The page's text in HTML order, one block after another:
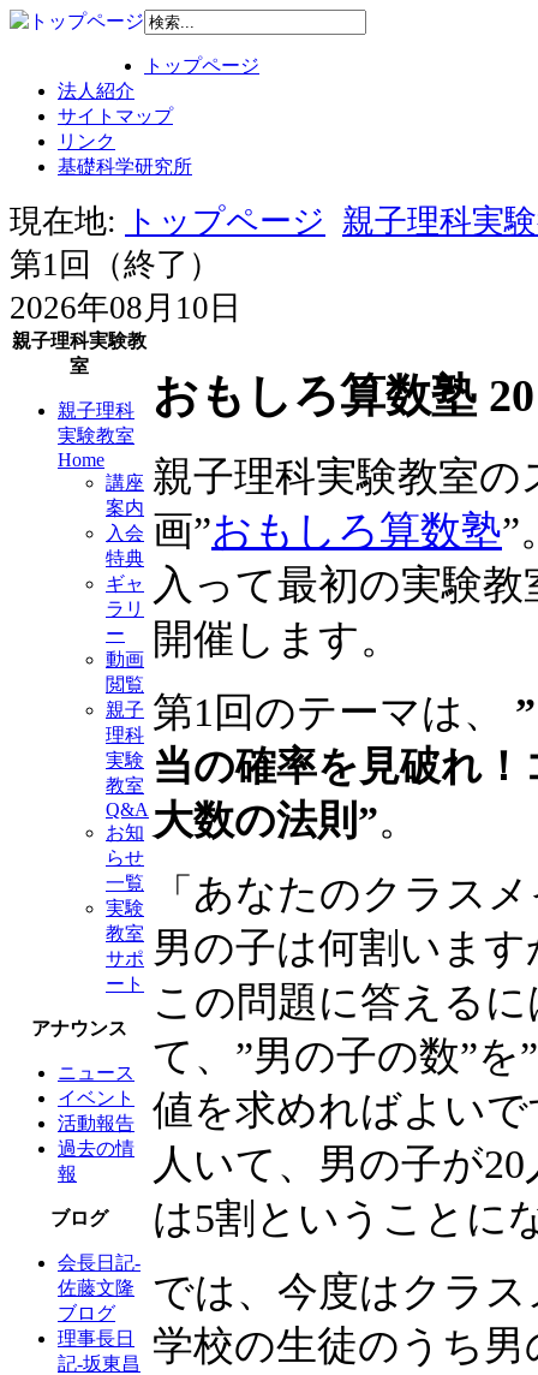
トップページ
法人紹介
サイトマップ
リンク
基礎科学研究所
現在地: トップページ 親子理科実
第1回（終了）
2026年08月10日
親子理科実験教
室
親子理科
実験教室
Home
講座
案内
入会
特典
ギャ
ラリ
ー
動画
閲覧
親子
理科
実験
教室
Q&A
お知
らせ
一覧
実験
教室
サポ
ート
アナウンス
ニュース
イベント
活動報告
過去の情
報
ブログ
会長日記-
佐藤文隆
ブログ
理事長日
記-坂東昌
おもしろ算数塾
親子理科実験教室
画”おもしろ算数塾”
入って最初の実験
開催します。
第1回のテーマは、
当の確率を見破れ
大数の法則”。
「あなたのクラス
男の子は何割います
この問題に答える
て、”男の子の数”
値を求めればよい
人いて、男の子が
は5割ということに
では、今度はクラ
学校の生徒のうち